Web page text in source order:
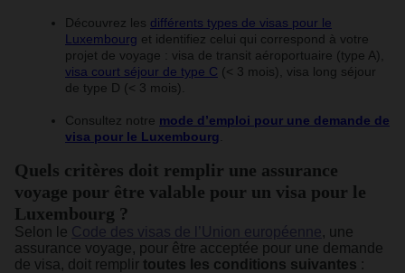
Découvrez les différents types de visas pour le
Luxembourg et identifiez celui qui correspond à votre
projet de voyage : visa de transit aéroportuaire (type A),
visa court séjour de type C (< 3 mois), visa long séjour
de type D (< 3 mois).
Consultez notre mode d’emploi pour une demande de
visa pour le Luxembourg
Quels critères doit remplir une assurance
voyage pour être valable pour un visa pour le
Luxembourg ?
Selon le Code des visas de l’Union européenne, une
assurance voyage, pour être acceptée pour une demande
de visa, doit remplir toutes les conditions suivantes :